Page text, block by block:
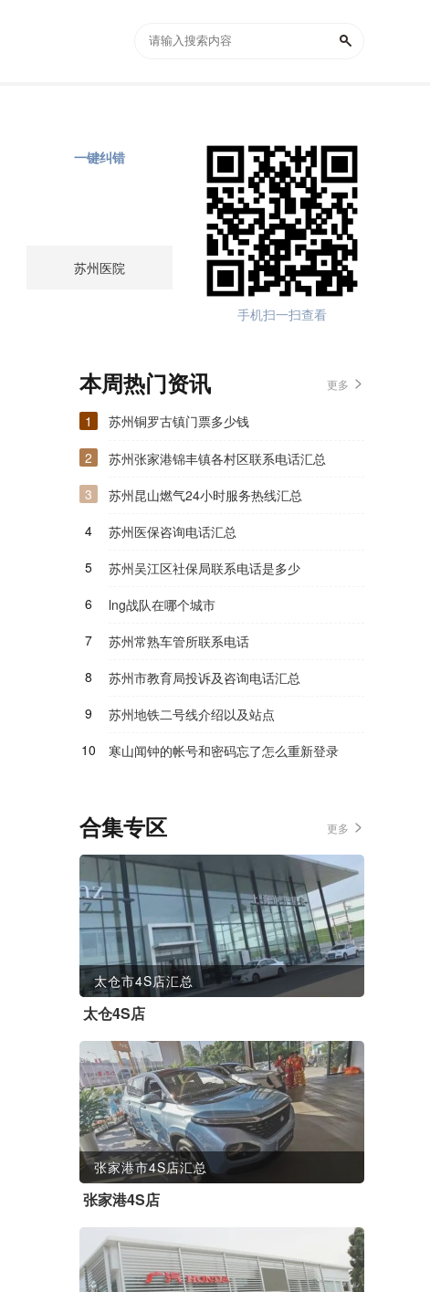
手机扫一扫查看
苏州医院
一键纠错
本周热门资讯 更多
1
苏州铜罗古镇门票多少钱
2
苏州张家港锦丰镇各村区联系电话汇总
3
苏州昆山燃气24小时服务热线汇总
4
苏州医保咨询电话汇总
5
苏州吴江区社保局联系电话是多少
6
lng战队在哪个城市
7
苏州常熟车管所联系电话
8
苏州市教育局投诉及咨询电话汇总
9
苏州地铁二号线介绍以及站点
10
寒山闻钟的帐号和密码忘了怎么重新登录
合集专区 更多
太仓市4S店汇总
太仓4S店
张家港市4S店汇总
张家港4S店